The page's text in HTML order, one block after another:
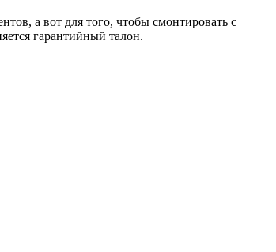
а вот для того, чтобы смонтировать с
гарантийный талон.